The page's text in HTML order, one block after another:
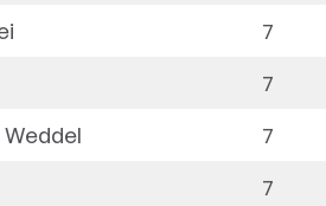
7
7
7
7